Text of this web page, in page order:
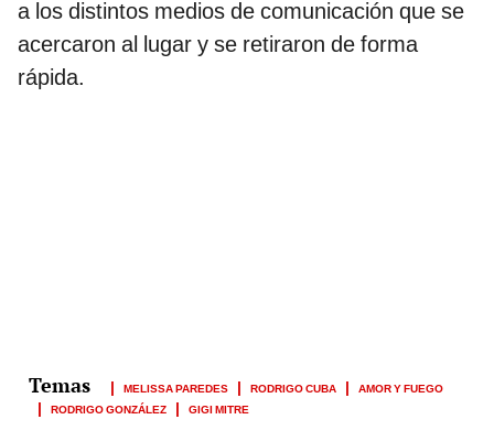
a los distintos medios de comunicación que se
acercaron al lugar y se retiraron de forma
rápida.
MELISSA PAREDES RODRIGO CUBA
AMOR Y FUEGO
RODRIGO GONZÁLEZ
GIGI MITRE